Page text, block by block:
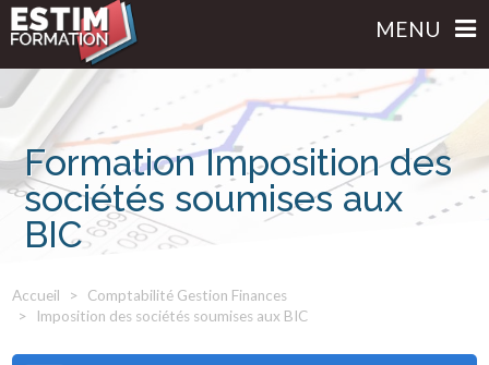
MENU
Formation Imposition des
sociétés soumises aux
BIC
Accueil
Comptabilité Gestion Finances
Imposition des sociétés soumises aux BIC